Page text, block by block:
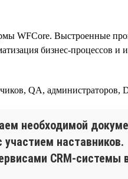
WFСore. Выстроенные
бизнес-процессов и
QA, администраторов,
необходимой
наставников.
CRM-